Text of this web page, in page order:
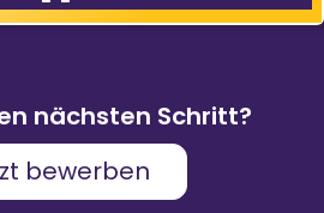
nächsten Schritt?
bewerben